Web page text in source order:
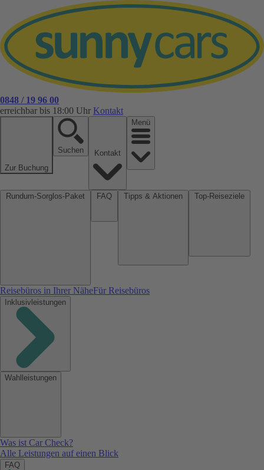
0848 / 19 96 00
erreichbar bis 18:00 Uhr Kontakt
Zur Buchung
Suchen
Menü
Reisebüros in Ihrer NäheFür Reisebüros
Inklusivleistungen
Wahlleistungen
Was ist Car Check?
Alle Leistungen auf einen Blick
FAQ